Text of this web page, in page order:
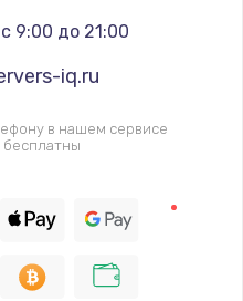
9:00 до 21:00
iq.ru
в нашем сервисе